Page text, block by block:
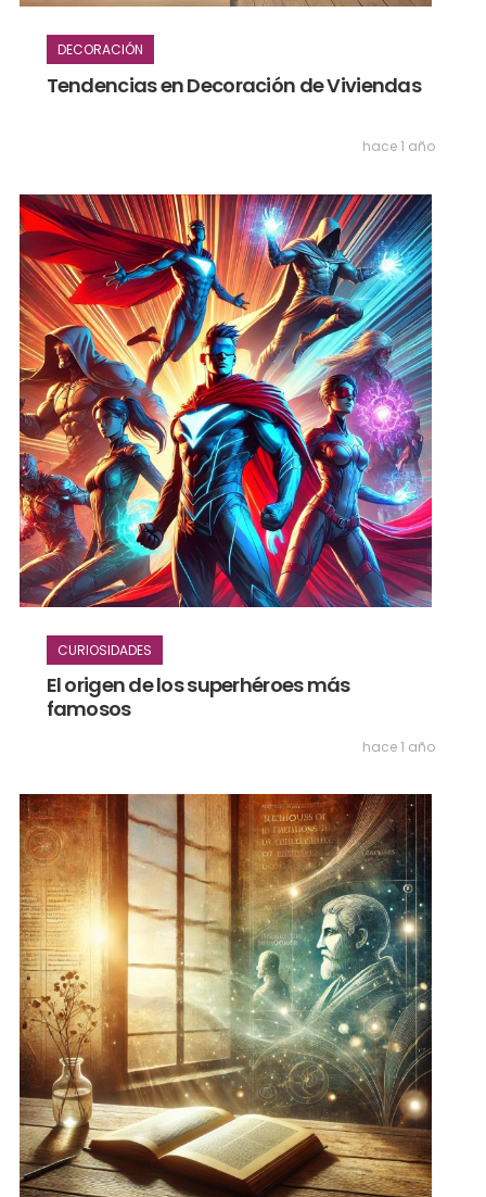
DECORACIÓN
Tendencias en Decoración de Viviendas
hace 1 año
CURIOSIDADES
El origen de los superhéroes más
famosos
hace 1 año